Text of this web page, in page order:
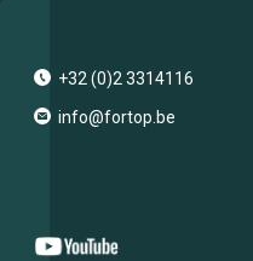
+32 (0)2 3314116
info@fortop.be